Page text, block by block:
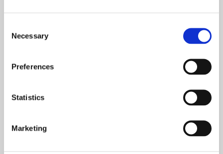
Selection
Necessary
Preferences
Statistics
Marketing
Oslo-guide: Forfriskende sommermenyer
De mest populære spisestedene så langt i 2026